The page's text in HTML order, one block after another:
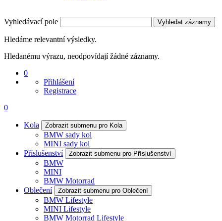
Vyhledávací pole Vyhledat záznamy
Hledáme relevantní výsledky.
Hledanému výrazu, neodpovídají žádné záznamy.
0
Přihlášení
Registrace
0
Kola Zobrazit submenu pro Kola
BMW sady kol
MINI sady kol
Příslušenství
Zobrazit submenu pro Příslušenství
BMW
MINI
BMW Motorrad
Oblečení
Zobrazit submenu pro Oblečení
BMW Lifestyle
MINI Lifestyle
BMW Motorrad Lifestyle